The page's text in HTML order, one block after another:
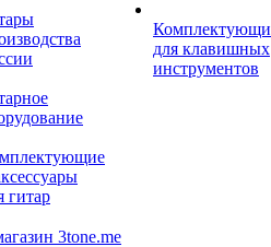
гитар
для клавишных
инструментов